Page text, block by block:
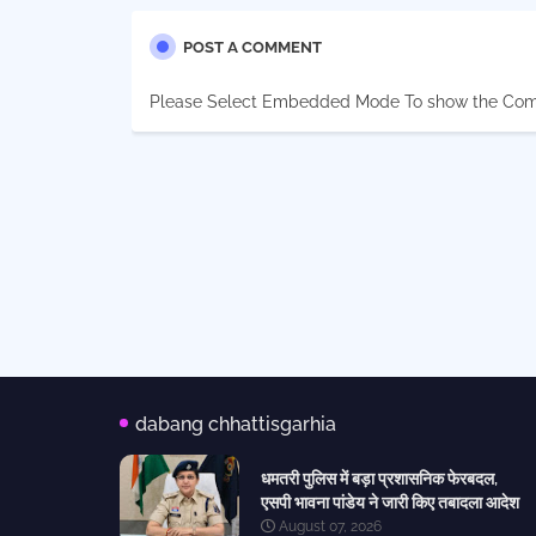
POST A COMMENT
Please Select Embedded Mode To show the
dabang chhattisgarhia
धमतरी पुलिस में बड़ा प्रशासनिक फेरबदल,
एसपी भावना पांडेय ने जारी किए तबादला आदेश
August 07, 2026